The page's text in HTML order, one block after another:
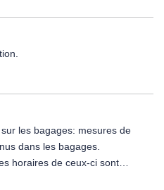
de la ville.
les bagages: mesures de
dans les bagages
horaires de ceux-ci sont
le départ. Les vols